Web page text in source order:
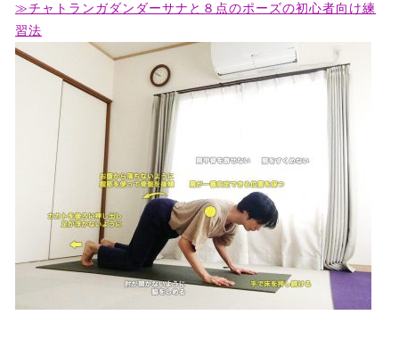
≫チャトランガダンダーサナと８点のポーズの初心者向け練
習法